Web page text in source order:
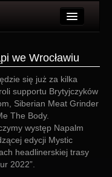
we Wrocławiu
się już za kilka
supportu Brytyjczyków
Siberian Meat Grinder
The Body.
występ Napalm
edycji Mystic
headlinerskiej trasy
2022”.